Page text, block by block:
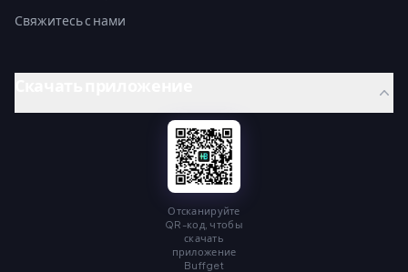
Свяжитесь с нами
Отсканируйте
QR-код, чтобы
скачать
приложение
Buffget